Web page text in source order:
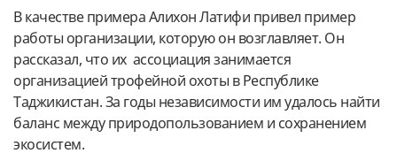
В качестве примера Алихон Латифи привел пример
работы организации, которую он возглавляет. Он
рассказал, что их ассоциация занимается
организацией трофейной охоты в Республике
Таджикистан. За годы независимости им удалось найти
баланс между природопользованием и сохранением
экосистем.